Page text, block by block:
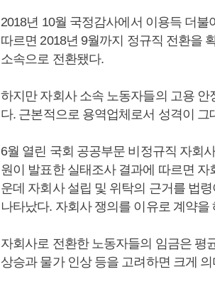
2018년 10월 국정감사에서 이용득 더
따르면 2018년 9월까지 정규직 전환을
소속으로 전환됐다.
하지만 자회사 소속 노동자들의 고용
다. 근본적으로 용역업체로서 성격이
6월 열린 국회 공공부문 비정규직 자회
원이 발표한 실태조사 결과에 따르면
운데 자회사 설립 및 위탁의 근거를 법
나타났다. 자회사 쟁의를 이유로 계약
자회사로 전환한 노동자들의 임금은 평
상승과 물가 인상 등을 고려하면 크게